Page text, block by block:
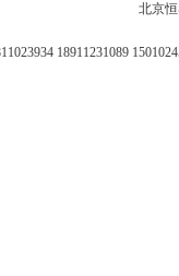
北京
18911231089